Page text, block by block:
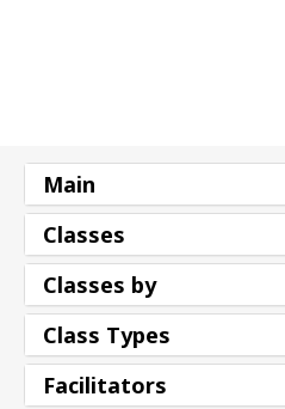
Main
Classes
Classes by
Class Types
Facilitators